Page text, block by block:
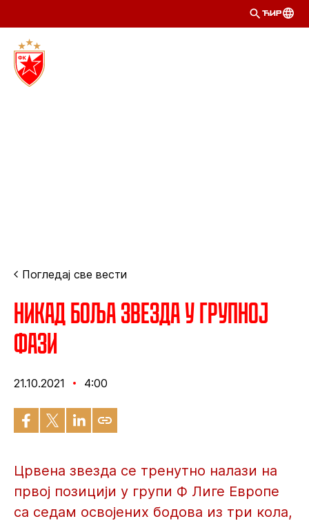
ЋИР
Погледај све вести
Никад боља Звезда у групној
фази
21.10.2021 4:00
Црвена звезда се тренутно налази на
првој позицији у групи Ф Лиге Европе
са седам освојених бодова из три кола,